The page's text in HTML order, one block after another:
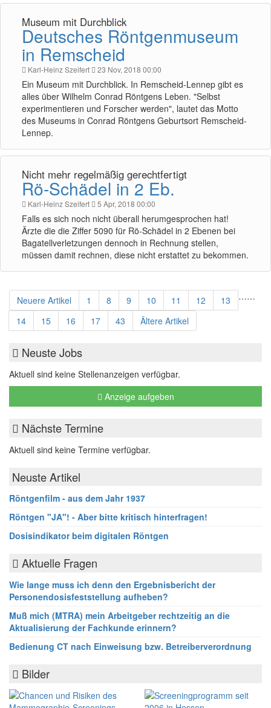
Museum mit Durchblick
Deutsches Röntgenmuseum
in Remscheid
Karl-Heinz Szeifert 23 Nov, 2018 00:00
Ein Museum mit Durchblick. In Remscheid-Lennep gibt es
alles über Wilhelm Conrad Röntgens Leben. "Selbst
experimentieren und Forscher werden", lautet das Motto
des Museums in Conrad Röntgens Geburtsort Remscheid-
Lennep.
Nicht mehr regelmäßig gerechtfertigt
Rö-Schädel in 2 Eb.
Karl-Heinz Szeifert 5 Apr, 2018 00:00
Falls es sich noch nicht überall herumgesprochen hat!
Ärzte die die Ziffer 5090 für Rö-Schädel in 2 Ebenen bei
Bagatellverletzungen dennoch in Rechnung stellen,
müssen damit rechnen, diese nicht erstattet zu bekommen.
Neuere Artikel 1 …
8 9 10 11 12
13
14
15 16 17
…
43 Ältere Artikel
Neuste Jobs
Aktuell sind keine Stellenanzeigen verfügbar.
Anzeige aufgeben
Nächste Termine
Aktuell sind keine Termine verfügbar.
Neuste Artikel
Röntgenfilm - aus dem Jahr 1937
Röntgen "JA"! - Aber bitte kritisch hinterfragen!
Dosisindikator beim digitalen Röntgen
Aktuelle Fragen
Wie lange muss ich denn den Ergebnisbericht der
Personendosisfeststellung aufheben?
Muß mich (MTRA) mein Arbeitgeber rechtzeitig an die
Aktualisierung der Fachkunde erinnern?
Bedienung CT nach Einweisung bzw. Betreiberverordnung
Bilder